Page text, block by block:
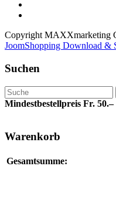
Copyright MAXXmarketing
JoomShopping Download &
Suchen
Mindestbestellpreis Fr. 50.–
Warenkorb
Gesamtsumme: